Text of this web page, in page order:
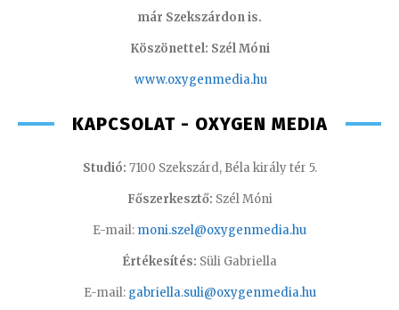
már Szekszárdon is.
Köszönettel: Szél Móni
www.oxygenmedia.hu
KAPCSOLAT - OXYGEN MEDIA
Studió: 7100 Szekszárd, Béla király tér 5.
Főszerkesztő: Szél Móni
E-mail: moni.szel@oxygenmedia.hu
Értékesítés: Süli Gabriella
E-mail: gabriella.suli@oxygenmedia.hu